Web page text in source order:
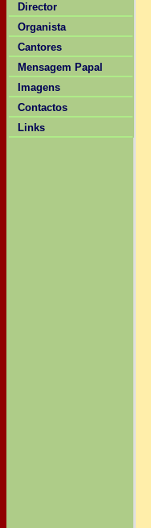
Director
Organista
Cantores
Mensagem Papal
Imagens
Contactos
Links